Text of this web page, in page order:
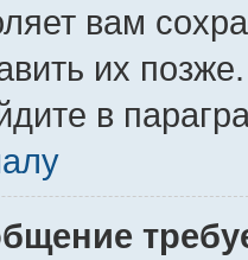
вам
их
в